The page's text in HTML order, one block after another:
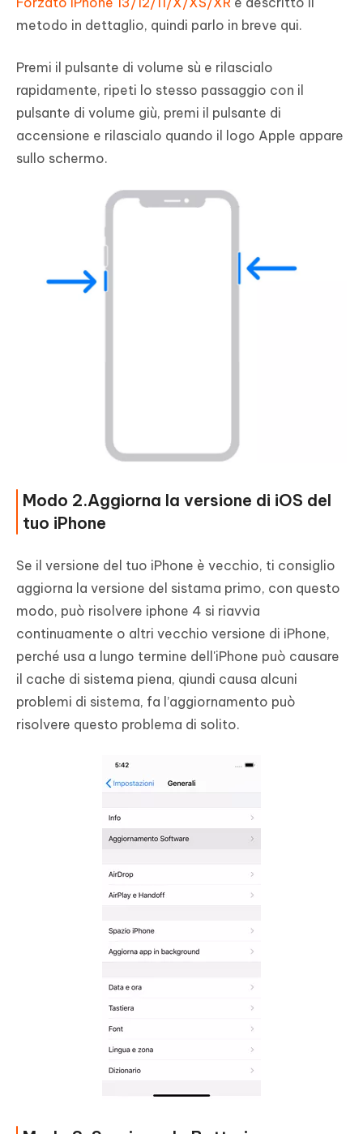
metodo in dettaglio, quindi parlo in breve qui.
Premi il pulsante di volume sù e rilascialo
rapidamente, ripeti lo stesso passaggio con il
pulsante di volume giù, premi il pulsante di
accensione e rilascialo quando il logo Apple appare
sullo schermo.
Modo 2.Aggiorna la versione di iOS del
tuo iPhone
Se il versione del tuo iPhone è vecchio, ti consiglio
aggiorna la versione del sistama primo, con questo
modo, può risolvere iphone 4 si riavvia
continuamente o altri vecchio versione di iPhone,
perché usa a lungo termine dell'iPhone può causare
il cache di sistema piena, qiundi causa alcuni
problemi di sistema, fa l’aggiornamento può
risolvere questo problema di solito.